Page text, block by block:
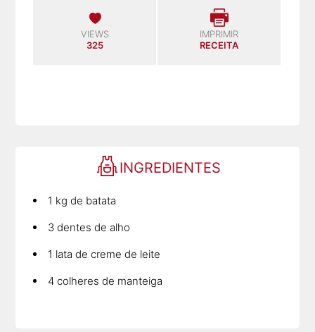
VIEWS
325
IMPRIMIR
RECEITA
INGREDIENTES
1 kg de batata
3 dentes de alho
1 lata de creme de leite
4 colheres de manteiga